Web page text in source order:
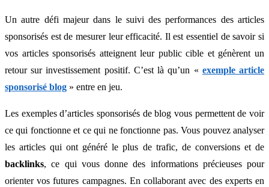
Un autre défi majeur dans le suivi des performances des articles
sponsorisés est de mesurer leur efficacité. Il est essentiel de savoir si
vos articles sponsorisés atteignent leur public cible et génèrent un
retour sur investissement positif. C’est là qu’un « exemple article
sponsorisé blog » entre en jeu.
Les exemples d’articles sponsorisés de blog vous permettent de voir
ce qui fonctionne et ce qui ne fonctionne pas. Vous pouvez analyser
les articles qui ont généré le plus de trafic, de conversions et de
backlinks, ce qui vous donne des informations précieuses pour
orienter vos futures campagnes. En collaborant avec des experts en